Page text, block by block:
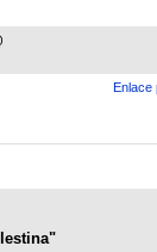
Enlace